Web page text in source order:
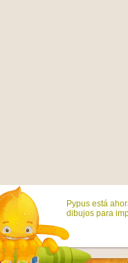
Pypus está
dibujos para